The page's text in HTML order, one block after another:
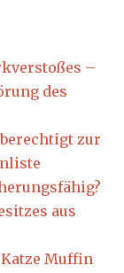
–
des
zur
aus
Muffin